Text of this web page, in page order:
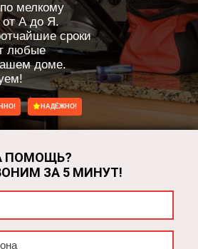
мелкому
от А до Я.
сроки
любые
доме.
НАДЁЖНО!
ПОМОЩЬ?
ЗА 5 МИНУТ!